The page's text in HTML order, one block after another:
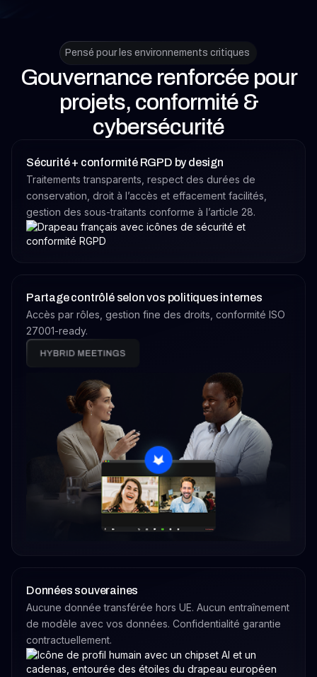
Pensé pour les environnements critiques
Gouvernance renforcée pour
projets, conformité &
cybersécurité
Sécurité + conformité RGPD by design
Traitements transparents, respect des durées de
conservation, droit à l’accès et effacement facilités,
gestion des sous-traitants conforme à l’article 28.
Partage contrôlé selon vos politiques internes
Accès par rôles, gestion fine des droits, conformité ISO
27001-ready.
Données souveraines
Aucune donnée transférée hors UE. Aucun entraînement
de modèle avec vos données. Confidentialité garantie
contractuellement.